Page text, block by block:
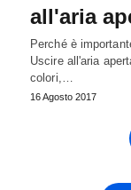
all'aria
Perché è
Uscire all'aria
colori,…
16 Agosto 2017